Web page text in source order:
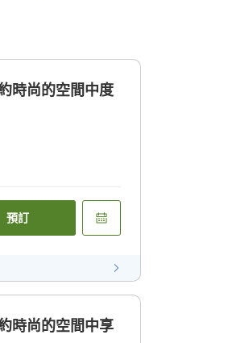
時尚的空間中度
預訂
時尚的空間中享